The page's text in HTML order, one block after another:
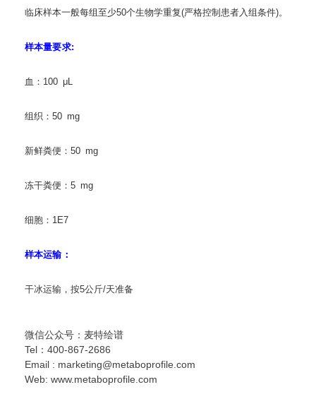
临床样本一般每组至少50个生物学重复(严格控制患者入组条件)。
样本量要求:
血：100 μL
组织：50 mg
新鲜粪便：50 mg
冻干粪便：5 mg
细胞：1E7
样本运输：
干冰运输，按5公斤/天准备
微信公众号：麦特绘谱
Tel：400-867-2686
Email : marketing@metaboprofile.com
Web: www.metaboprofile.com